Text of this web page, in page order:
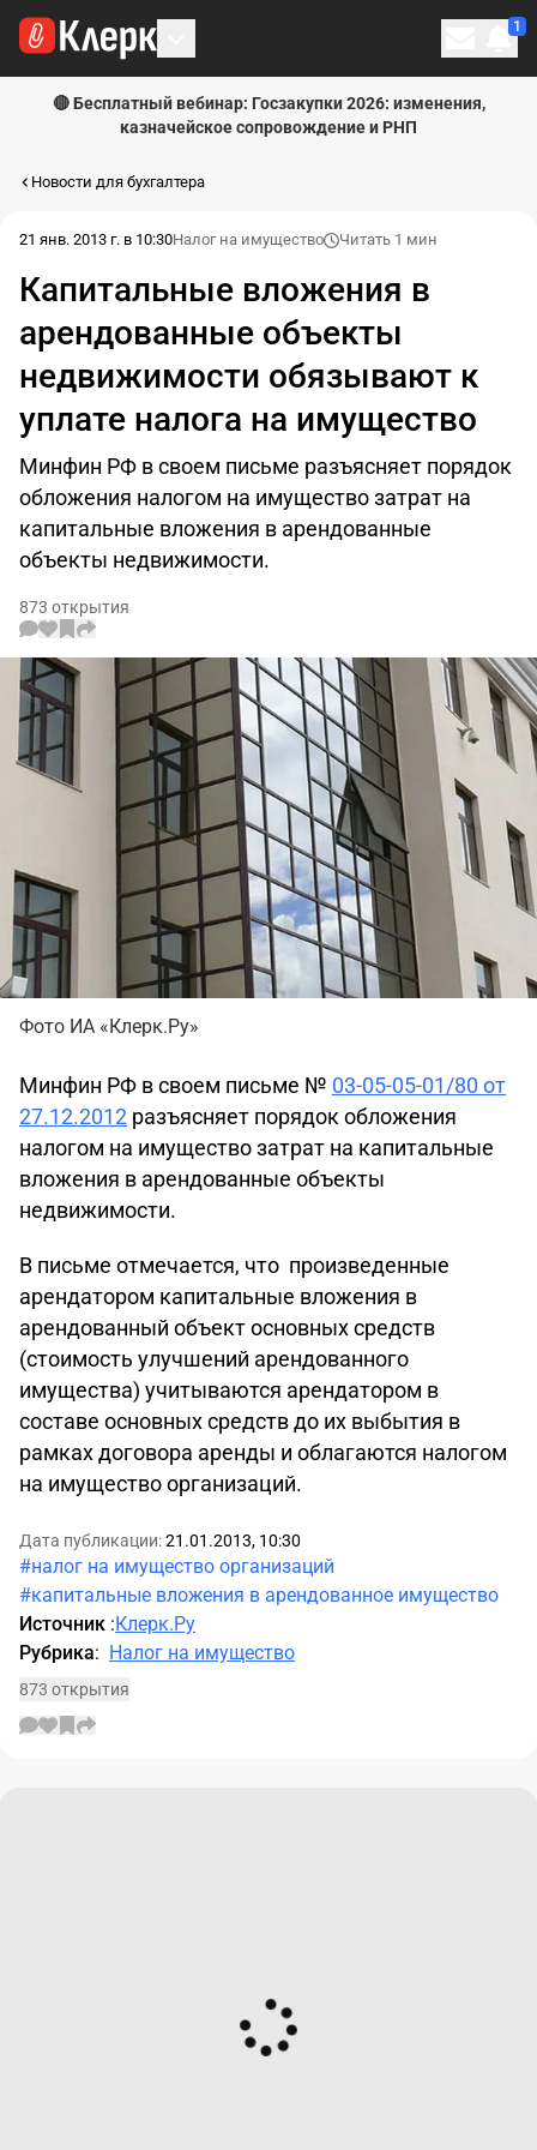
1
🔴 Бесплатный вебинар: Госзакупки 2026: изменения,
казначейское сопровождение и РНП
Новости для бухгалтера
21 янв. 2013 г. в 10:30Налог на имущество Читать 1 мин
Капитальные вложения в
арендованные объекты
недвижимости обязывают к
уплате налога на имущество
Минфин РФ в своем письме разъясняет порядок
обложения налогом на имущество затрат на
капитальные вложения в арендованные
объекты недвижимости.
873 открытия
Фото ИА «Клерк.Ру»
Минфин РФ в своем письме № 03-05-05-01/80 от
27.12.2012 разъясняет порядок обложения
налогом на имущество затрат на капитальные
вложения в арендованные объекты
недвижимости.
В письме отмечается, что произведенные
арендатором капитальные вложения в
арендованный объект основных средств
(стоимость улучшений арендованного
имущества) учитываются арендатором в
составе основных средств до их выбытия в
рамках договора аренды и облагаются налогом
на имущество организаций.
Дата публикации:21.01.2013, 10:30
#налог на имущество организаций
#капитальные вложения в арендованное имущество
Источник :Клерк.Ру
Рубрика: Налог на имущество
873 открытия